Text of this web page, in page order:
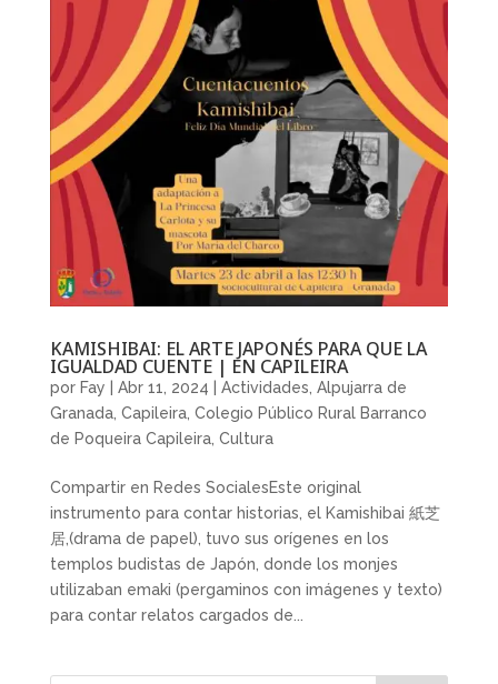
KAMISHIBAI: EL ARTE JAPONÉS PARA QUE LA
IGUALDAD CUENTE | EN CAPILEIRA
por Fay Abr 11, 2024 Actividades, Alpujarra de
Granada, Capileira, Colegio Público Rural Barranco
de Poqueira Capileira, Cultura
Compartir en Redes SocialesEste original
instrumento para contar historias, el Kamishibai 紙芝
居,(drama de papel), tuvo sus orígenes en los
templos budistas de Japón, donde los monjes
utilizaban emaki (pergaminos con imágenes y texto)
para contar relatos cargados de...